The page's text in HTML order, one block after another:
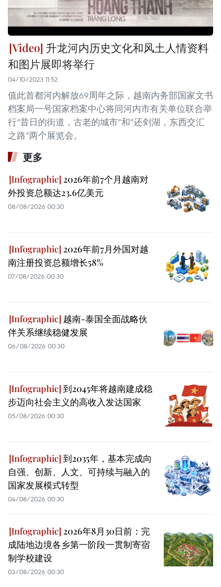
升龙河内历史文化和风土人情资料
和图片展即将举行
04/10/2023 11:52
值此首都河内解放69周年之际，越南内务部国家文书
档案局一号国家档案中心将同河内市有关单位联合举
行“昔日的街道，古老的城市”和“还剑湖，东西交汇
之路”两个展览会。
更多
2026年前7个月越南对
外投资总额达23.6亿美元
08/08/2026 00:30
2026年前7月外国对越
南注册投资总额增长58%
07/08/2026 00:30
越南-泰国全面战略伙
伴关系继续稳健发展
06/08/2026 00:30
到2045年将越南建成稳
步迈向社会主义的高收入发达国家
05/08/2026 00:30
到2035年，基本完成向
自强、创新、人文、可持续与融入的
国家发展模式转型
04/08/2026 00:30
2026年8月30日前：完
成陆地边境各乡第一阶段一贯制寄宿
制学校建设
03/08/2026 00:30